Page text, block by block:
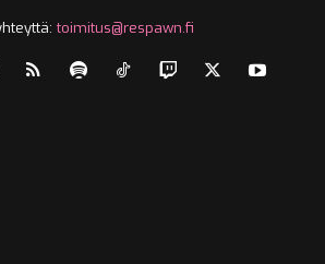
toimitus@respawn.fi